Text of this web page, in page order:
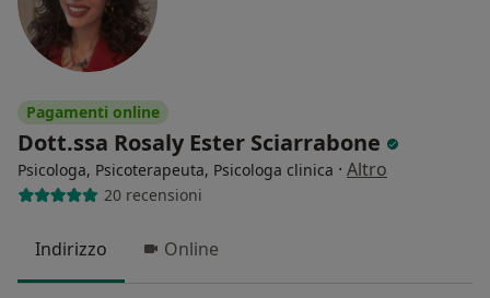
Pagamenti online
Dott.ssa Rosaly Ester Sciarrabone
Psicologa, Psicoterapeuta, Psicologa clinica · Altro
20 recensioni
Indirizzo Online